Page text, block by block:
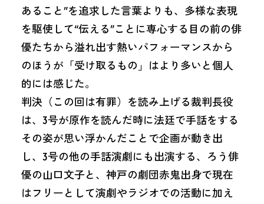
あること”を追求した言葉よりも、多様な表現
を駆使して“伝える”ことに専心する目の前の俳
優たちから溢れ出す熱いパフォーマンスから
のほうが「受け取るもの」はより多いと個人
的には感じた。
判決（この回は有罪）を読み上げる裁判長役
は、3号が原作を読んだ時に法廷で手話をする
その姿が思い浮かんだことで企画が動き出
し、3号の他の手話演劇にも出演する、ろう俳
優の山口文子と、神戸の劇団赤鬼出身で現在
はフリーとして演劇やラジオでの活動に加え